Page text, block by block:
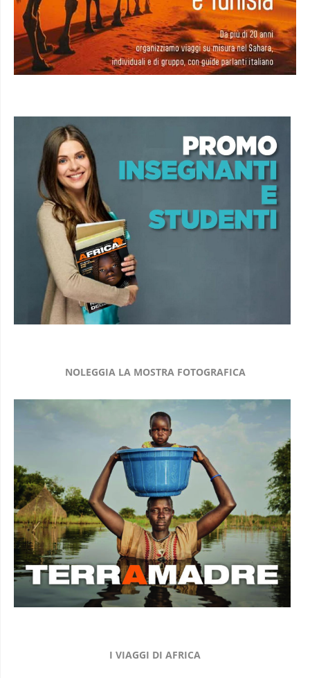
NOLEGGIA LA MOSTRA FOTOGRAFICA
I VIAGGI DI AFRICA